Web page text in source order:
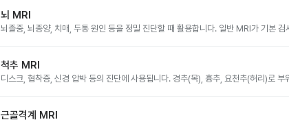
뇌 MRI
뇌졸중, 뇌종양, 치매, 두통 원인 등을 정밀 진단할 때 활용합니다. 일반 MRI가 기본 검
척추 MRI
디스크, 협착증, 신경 압박 등의 진단에 사용됩니다. 경추(목), 흉추, 요천추(허리)로 부
근골격계 MRI